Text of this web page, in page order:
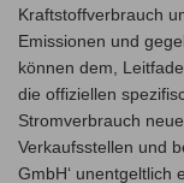
Kraftstoffverbrauch
Emissionen und
können dem,
die offiziellen
Stromverbrauch
Verkaufsstellen und
GmbH‘ unentgeltlich